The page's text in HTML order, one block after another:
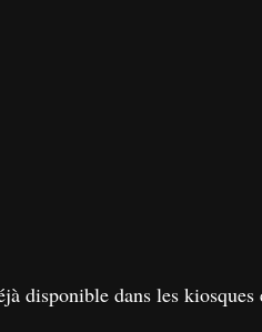
disponible dans les kiosques